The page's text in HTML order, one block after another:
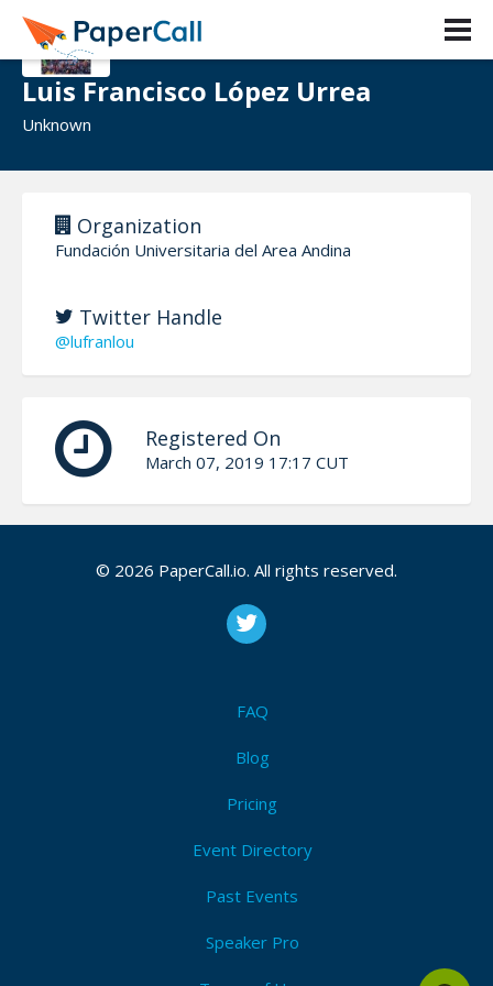
Luis Francisco López Urrea
Unknown
Organization
Fundación Universitaria del Area Andina
Twitter Handle
@lufranlou
Registered On
March 07, 2019 17:17 CUT
Docente al servicio de la secretaría de educación del
distrito cápital con más de 25 años de experiencia,
Cisco Secretaría de Educación, instructor de los
modulos de la asignatura Criptografía y mecánismos
Andina y tutor de la misma asignatura. En noviembre
criptografía en la Universidad Autonóma de Entre
Apasionado por la lectura.
© 2026 PaperCall.io. All rights reserved.
FAQ
Blog
Pricing
Event Directory
Past Events
Speaker Pro